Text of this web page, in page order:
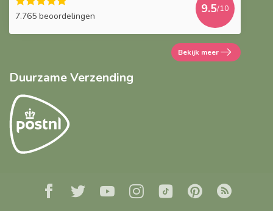
7.765 beoordelingen
9.5/10
Bekijk meer
Duurzame Verzending